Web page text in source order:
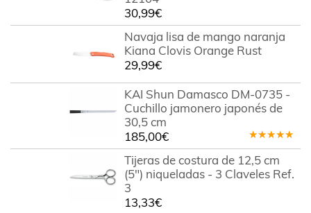
30,99€
Navaja lisa de mango naranja
Kiana Clovis Orange Rust
29,99€
KAI Shun Damasco DM-0735 -
Cuchillo jamonero japonés de
30,5 cm
Valorado
en 5.00
5
185,00€
Tijeras de costura de 12,5 cm
(5") niqueladas - 3 Claveles Ref.
3
13,33€